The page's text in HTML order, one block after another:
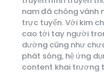
nam đã chóng vánh
trực tuyến. Với kim
cao tới tay người
dường cũng như
phát sóng, hệ ứng
content khai trương